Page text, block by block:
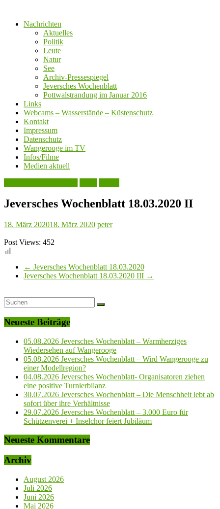
Nachrichten
Aktuelles
Politik
Leute
Natur
See
Archiv-Pressespiegel
Jeversches Wochenblatt
Pottwalstrandung im Januar 2016
Links
Webcams – Wasserstände – Küstenschutz
Kontakt
Impressum
Datenschutz
Wangerooge im TV
Infos/Filme
Medien aktuell
Jeversches Wochenblatt 18.03.2020 II
18. März 202018. März 2020 peter
Post Views: 452
← Jeversches Wochenblatt 18.03.2020
Jeversches Wochenblatt 18.03.2020 III →
Neueste Beiträge
05.08.2026 Jeversches Wochenblatt – Warmherziges
Wiedersehen auf Wangerooge
05.08.2026 Jeversches Wochenblatt – Wird Wangerooge zu
einer Modellregion?
04.08.2026 Jeversches Wochenblatt- Organisatoren ziehen
eine positive Turnierbilanz
30.07.2026 Jeversches Wochenblatt – Die Menschheit lebt ab
sofort über ihre Verhältnisse
29.07.2026 Jeversches Wochenblatt – 3.000 Euro für
Schützenverei + Inselchor feiert Jubiläum
Neueste Kommentare
Archiv
August 2026
Juli 2026
Juni 2026
Mai 2026